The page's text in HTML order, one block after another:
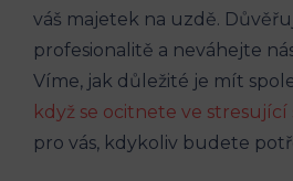
váš ‍majetek⁢ na uzdě.
profesionalitě ⁤a neváhejte
Víme, jak důležité je mít
když se ocitnete ve⁣ stresující
pro vás, kdykoliv budete